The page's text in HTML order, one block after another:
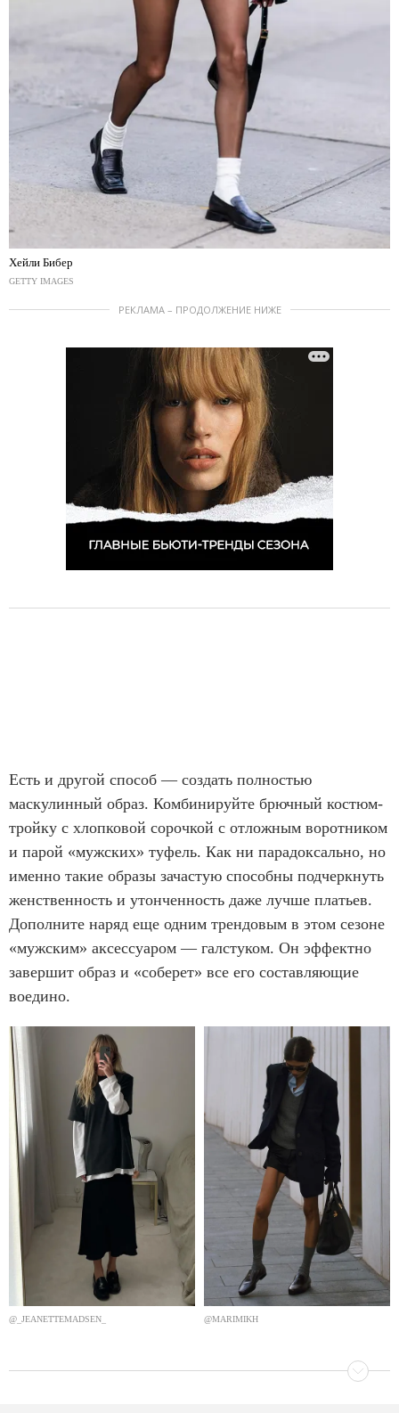
Хейли Бибер
GETTY IMAGES
РЕКЛАМА – ПРОДОЛЖЕНИЕ НИЖЕ
Есть и другой способ — создать полностью
маскулинный образ. Комбинируйте брючный костюм-
тройку с хлопковой сорочкой с отложным воротником
и парой «мужских» туфель. Как ни парадоксально, но
именно такие образы зачастую способны подчеркнуть
женственность и утонченность даже лучше платьев.
Дополните наряд еще одним трендовым в этом сезоне
«мужским» аксессуаром — галстуком. Он эффектно
завершит образ и «соберет» все его составляющие
воедино.
@_JEANETTEMADSEN_ @MARIMIKH